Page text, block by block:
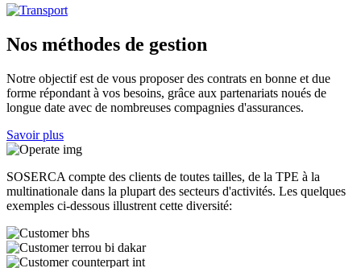
Nos méthodes de gestion
Notre objectif est de vous proposer des contrats en bonne et due
forme répondant à vos besoins, grâce aux partenariats noués de
longue date avec de nombreuses compagnies d'assurances.
Savoir plus
SOSERCA compte des clients de toutes tailles, de la TPE à la
multinationale dans la plupart des secteurs d'activités. Les quelques
exemples ci-dessous illustrent cette diversité: